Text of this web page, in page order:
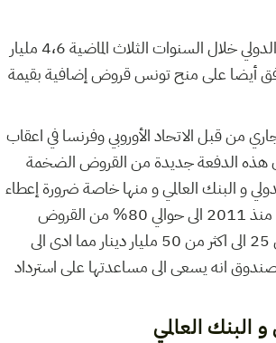
وهكذا بلغ مجمل القروض المشروطة الممنوحة لتونس من صندوق النقد الدولي خلال السنوات الثلاث الماضية 4،6 مليار
أيضا على منح تونس قروض إضافية بقيمة
من قبل الاتحاد الأوروبي وفرنسا في اعقاب
ان هذه الدفعة جديدة من القروض الضخمة
و البنك العالمي و منها خاصة ضرورة إعطاء
الأولوية المطلقة لسداد الاقساط المستحقة للقروض القديمة بنسبة تصل منذ 2011 الى حوالي 80% من القروض
الجديدة وهو ما تسبب في مضاعفة كتلة الديون التونسية منذ الثورة من 25 الى اكثر من 50 مليار دينار مما ادى الى
انه يسعى الى مساعدتها على استرداد
البنك العالمي